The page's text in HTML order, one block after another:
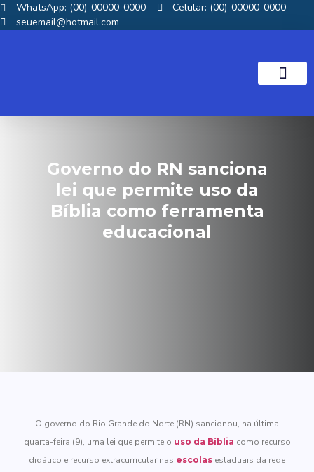
WhatsApp: (00)-00000-0000
Celular: (00)-00000-0000
seuemail@hotmail.com
Governo do RN sanciona
lei que permite uso da
Bíblia como ferramenta
educacional
O governo do Rio Grande do Norte (RN) sancionou, na última
quarta-feira (9), uma lei que permite o uso da Bíblia como recurso
didático e recurso extracurricular nas escolas estaduais da rede